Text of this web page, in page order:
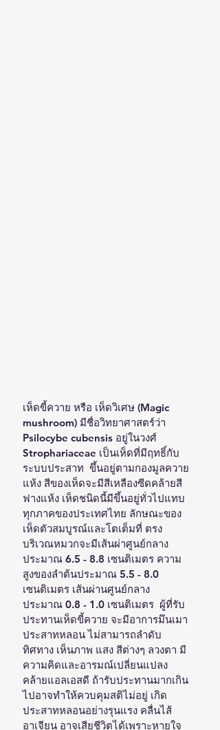
เห็ดขี้ควาย หรือ เห็ดวิเศษ (Magic
mushroom) มีชื่อวิทยาศาสตร์ว่า
Psilocybe cubensis อยู่ในวงศ์
Strophariaceae เป็นเห็ดที่มีฤทธิ์กับ
ระบบประสาท  ขึ้นอยู่ตามกองมูลควาย
แห้ง สีของเห็ดจะมีสีเหลืองซีดคล้ายสี
ฟางแห้ง เห็ดชนิดนี้มีขึ้นอยู่ทั่วไปแทบ
ทุกภาคของประเทศไทย ลักษณะของ
เห็ดตัวสมบูรณ์และโตเต็มที่ ตรง
บริเวณหมวกจะมีเส้นผ่าศูนย์กลาง
ประมาณ 6.5 - 8.8 เซนติเมตร ความ
สูงของลำต้นประมาณ 5.5 - 8.0
เซนติเมตร เส้นผ่านศูนย์กลาง
ประมาณ 0.8 - 1.0 เซนติเมตร  ผู้ที่รับ
ประทานเห็ดขี้ควาย จะมีอาการมึนเมา
ประสาทหลอน ไม่สามารถลำดับ
ทิศทาง เห็นภาพ แสง สีต่างๆ ลวงตา มี
ความคิดและอารมณ์เปลี่ยนแปลง
คล้ายแอลเอสดี ถ้ารับประทานมากเกิน
ไปอาจทำให้ควบคุมสติไม่อยู่ เกิด
ประสาทหลอนอย่างรุนแรง คลื่นไส้
อาเจียน อาจเสียชีวิตได้เพราะหายใจ